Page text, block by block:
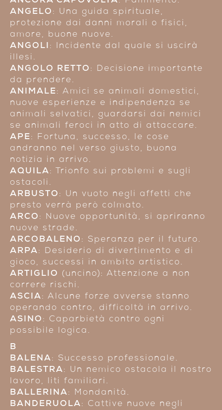
ANGELO : Una guida spirituale,
protezione dai danni morali o fisici,
amore, buone nuove.
ANGOLI : Incidente dal quale si uscirà
illesi.
ANGOLO RETTO : Decisione importante
da prendere.
ANIMALE: Amici se animali domestici,
nuove esperienze e indipendenza se
animali selvatici, guardarsi dai nemici
se animali feroci in atto di attaccare.
APE: Fortuna, successo, le cose
andranno nel verso giusto, buona
notizia in arrivo.
AQUILA: Trionfo sui problemi e sugli
ostacoli.
ARBUSTO : Un vuoto negli affetti che
presto verrà però colmato.
ARCO : Nuove opportunità, si apriranno
nuove strade.
ARCOBALENO : Speranza per il futuro.
ARPA: Desiderio di divertimento e di
gioco, successi in ambito artistico.
ARTIGLIO
(uncino): Attenzione a non
correre rischi.
ASCIA: Alcune forze avverse stanno
operando contro, difficoltà in arrivo.
ASINO : Caparbietà contro ogni
possibile logica.
B
BALENA: Successo professionale.
BALESTRA: Un nemico ostacola il nostro
lavoro, liti familiari.
BALLERINA: Mondanità.
BANDERUOLA: Cattive nuove negli